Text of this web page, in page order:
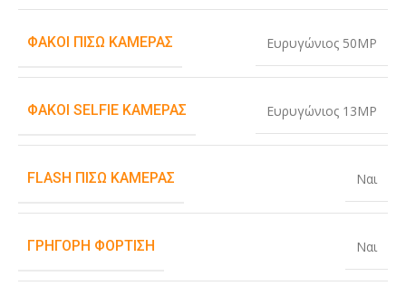
ΦΑΚΟΊ ΠΊΣΩ ΚΆΜΕΡΑΣ Ευρυγώνιος 50MP
ΦΑΚΟΊ SELFIE ΚΆΜΕΡΑΣ Ευρυγώνιος 13MP
FLASH ΠΊΣΩ ΚΆΜΕΡΑΣ Ναι
ΓΡΉΓΟΡΗ ΦΌΡΤΙΣΗ Ναι